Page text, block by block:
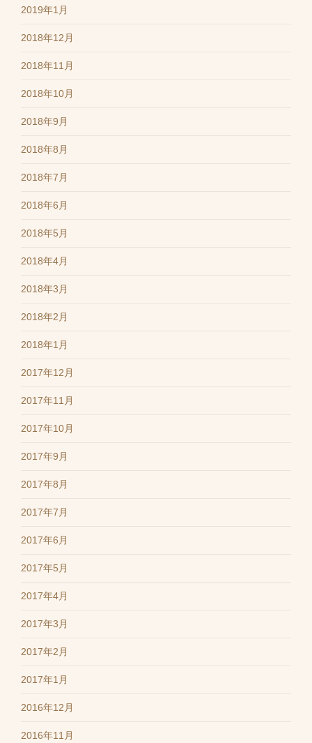
2019年1月
2018年12月
2018年11月
2018年10月
2018年9月
2018年8月
2018年7月
2018年6月
2018年5月
2018年4月
2018年3月
2018年2月
2018年1月
2017年12月
2017年11月
2017年10月
2017年9月
2017年8月
2017年7月
2017年6月
2017年5月
2017年4月
2017年3月
2017年2月
2017年1月
2016年12月
2016年11月